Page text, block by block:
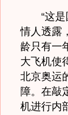
“这是国
情人透露
龄只有一
大飞机使
北京奥运
障。在敲
机进行内